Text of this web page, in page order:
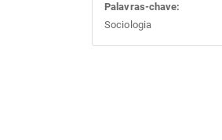
Palavras-chave:
Sociologia